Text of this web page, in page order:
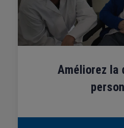
Améliorez la